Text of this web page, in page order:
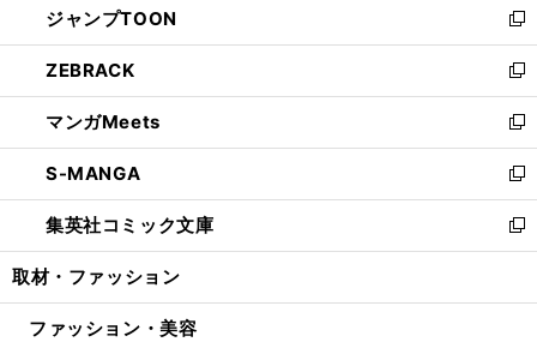
く
で
開
く
ド
ウ
で
開
く
ィ
ン
ド
ウ
で
開
く
い
ウ
ィ
ン
ド
ウ
で
開
く
ジャンプTOON
新
し
い
ウ
ィ
ン
ド
ウ
で
開
ZEBRACK
新
し
い
ウ
ィ
ン
ド
ウ
開
マンガMeets
新
し
い
ウ
ィ
ン
ウ
S-MANGA
新
し
い
ウ
ン
集英社コミック文庫
新
し
ウ
取材・ファッション
ファッション・美容